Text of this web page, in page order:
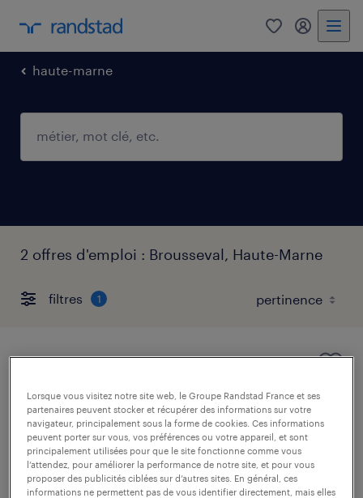
0 mon
haute-marne
2 offres d'emploi : Brousseval, Haute-Marne
filtres 1
agent d'usinage traditionnel(f/h).
brousseval, haute-marne
intérim
13,00 € par heure
Lorsque vous visitez notre site web, le Groupe Randstad France et ses
partenaires peuvent stocker et récupérer des informations sur votre
navigateur, principalement sous la forme de cookies. Ces informations
peuvent porter sur vous, vos préférences ou votre appareil, et sont
principalement utilisées pour que le site fonctionne comme vous
l’attendez, pour améliorer la performance de notre site, et pour vous
proposer des publicités ciblées sur d’autres sites. En général, ces
informations ne permettent pas de vous identifier directement, mais elles